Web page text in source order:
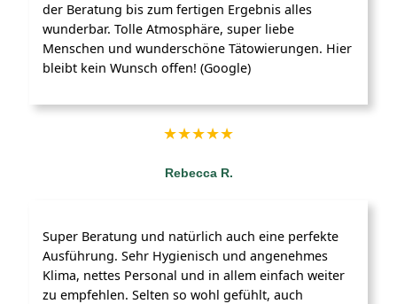
der Beratung bis zum fertigen Ergebnis alles
wunderbar. Tolle Atmosphäre, super liebe
Menschen und wunderschöne Tätowierungen. Hier
bleibt kein Wunsch offen! (Google)
★︎★︎★︎★︎★︎
Rebecca R.
Super Beratung und natürlich auch eine perfekte
Ausführung. Sehr Hygienisch und angenehmes
Klima, nettes Personal und in allem einfach weiter
zu empfehlen. Selten so wohl gefühlt, auch